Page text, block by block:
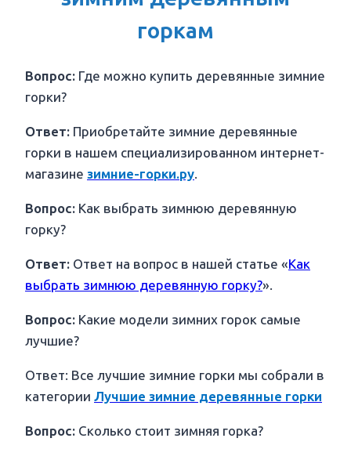
горкам
Вопрос: Где можно купить деревянные зимние
горки?
Ответ: Приобретайте зимние деревянные
горки в нашем специализированном интернет-
магазине зимние-горки.ру.
Вопрос: Как выбрать зимнюю деревянную
горку?
Ответ: Ответ на вопрос в нашей статье «Как
выбрать зимнюю деревянную горку?».
Вопрос: Какие модели зимних горок самые
лучшие?
Ответ: Все лучшие зимние горки мы собрали в
категории Лучшие зимние деревянные горки
Вопрос: Сколько стоит зимняя горка?